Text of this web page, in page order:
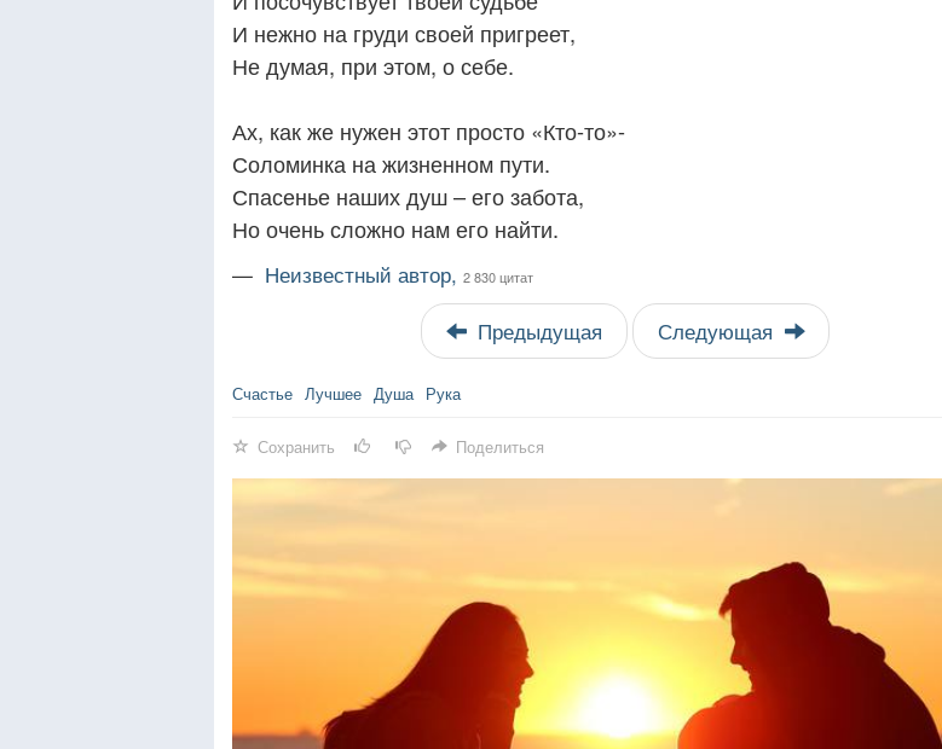
И нежно на груди своей пригреет,
Не думая, при этом, о себе.
Ах, как же нужен этот просто «Кто-то»-
Соломинка на жизненном пути.
Спасенье наших душ – его забота,
Но очень сложно нам его найти.
— Неизвестный автор, 2 830 цитат
Предыдущая Следующая
Счастье Лучшее Душа Рука
Сохранить Поделиться